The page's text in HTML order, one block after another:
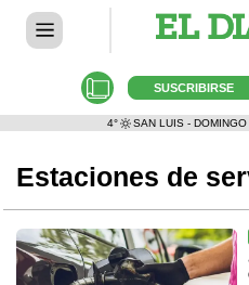
SUSCRIBIRSE
4° SAN LUIS -
Estaciones de